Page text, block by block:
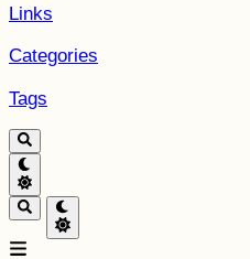
Links
Categories
Tags